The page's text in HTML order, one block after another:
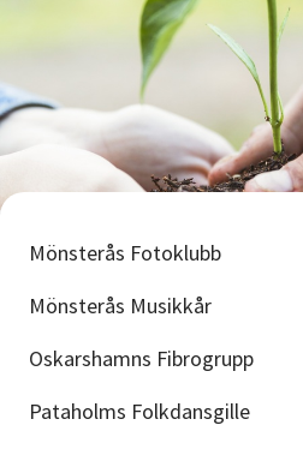
Mönsterås Fotoklubb
Mönsterås Musikkår
Oskarshamns Fibrogrupp
Pataholms Folkdansgille